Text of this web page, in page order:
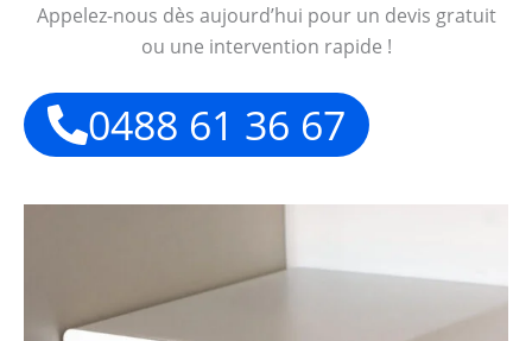
Appelez-nous dès aujourd’hui pour un devis gratuit
ou une intervention rapide !
0488 61 36 67